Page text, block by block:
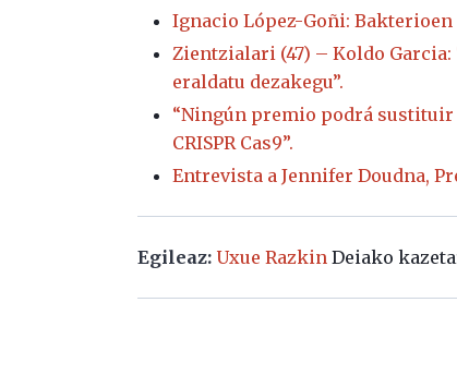
Ignacio López-Goñi:
Zientzialari (47) – Koldo
eraldatu dezakegu”.
“Ningún premio podrá
CRISPR Cas9”.
Entrevista a Jennifer Doudna,
Egileaz: Uxue Razkin Deiako